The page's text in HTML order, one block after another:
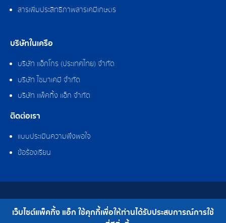
สารเพิ่มประสิทธิภาพสารเคมีเกษตร
บริษัทในเครือ
บริษัท แอ็กโกร (ประเทศไทย) จำกัด
บริษัท ไซมาเคมี จำกัด
บริษัท แพ็คกิ้ง แอ็ก จำกัด
ติดต่อเรา
แบบประเมินความพึงพอใจ
ข้อร้องเรียน
สงวนลิขสิทธิ์ © 2562 บริษัท แพ็คกิ้ง แอ็ก จำกัด
เบอร์โทร : 0-2308-2102 | โทรสาร : 0-2308-2487
เว็บไซต์แพ็คกิ้ง แอ็ก ใช้คุกกี้เพื่อให้ท่านได้รับประสบการณ์การใช้